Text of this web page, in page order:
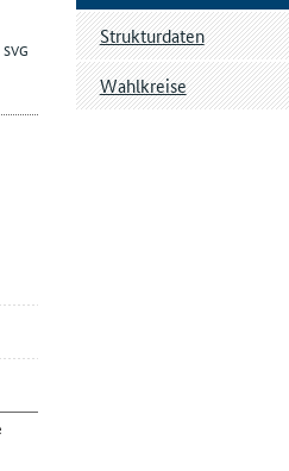
SVG
Strukturdaten
Wahlkreise